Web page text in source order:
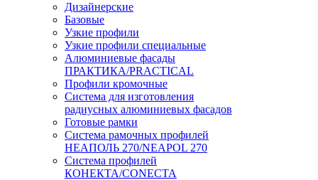
Дизайнерские
Базовые
Узкие профили
Узкие профили специальные
Алюминиевые фасады
ПРАКТИКА/PRACTICAL
Профили кромочные
Система для изготовления
радиусных алюминиевых фасадов
Готовые рамки
Система рамочных профилей
НЕАПОЛЬ 270/NEAPOL 270
Система профилей
КОНЕКТА/CONECTA